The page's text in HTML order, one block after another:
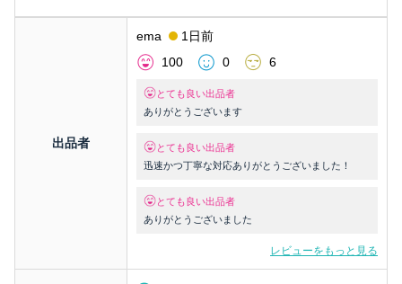
出品者
ema
1日前
100
0 6
とても良い出品者
ありがとうございます
とても良い出品者
迅速かつ丁寧な対応ありがとうございました！
とても良い出品者
ありがとうございました
レビューをもっと見る